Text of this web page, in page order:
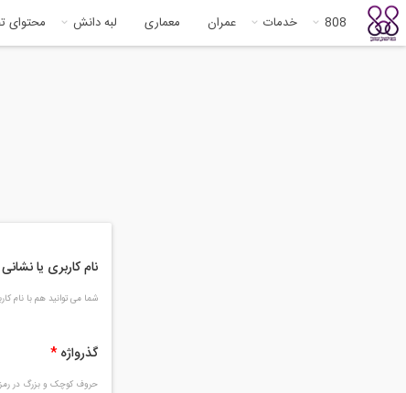
808 خدمات عمران معماری لبه دانش
نام کاربری یا
شما می توانید هم با نام
گذرواژه *
حروف کوچک و بزرگ در